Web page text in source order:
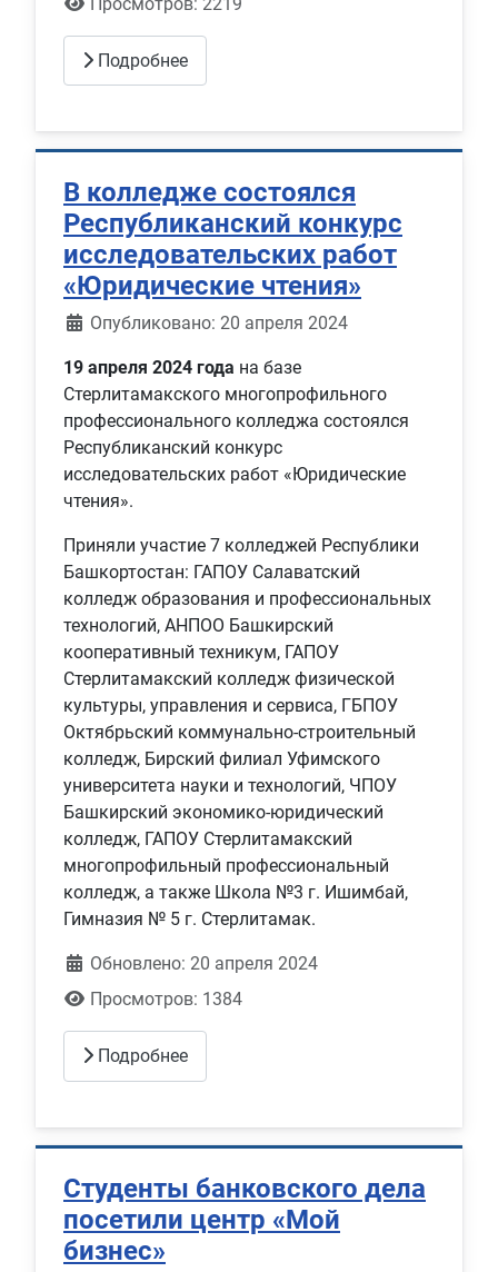
Подробнее
В колледже состоялся
Республиканский конкурс
исследовательских работ
«Юридические чтения»
Информация о материале
Опубликовано: 20 апреля 2024
19 апреля 2024 года на базе
Стерлитамакского многопрофильного
профессионального колледжа состоялся
Республиканский конкурс
исследовательских работ «Юридические
чтения».
Приняли участие 7 колледжей Республики
Башкортостан: ГАПОУ Салаватский
колледж образования и профессиональных
технологий, АНПОО Башкирский
кооперативный техникум, ГАПОУ
Стерлитамакский колледж физической
культуры, управления и сервиса, ГБПОУ
Октябрьский коммунально-строительный
колледж, Бирский филиал Уфимского
университета науки и технологий, ЧПОУ
Башкирский экономико-юридический
колледж, ГАПОУ Стерлитамакский
многопрофильный профессиональный
колледж, а также Школа №3 г. Ишимбай,
Гимназия № 5 г. Стерлитамак.
Обновлено: 20 апреля 2024
Просмотров: 1384
Подробнее
Студенты банковского дела
посетили центр «Мой
бизнес»